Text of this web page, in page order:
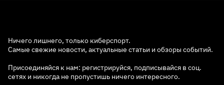
Ничего лишнего, только киберспорт.
Самые свежие новости, актуальные статьи и обзоры событий.
Присоединяйся к нам: регистрируйся, подписывайся в соц.
сетях и никогда не пропустишь ничего интересного.